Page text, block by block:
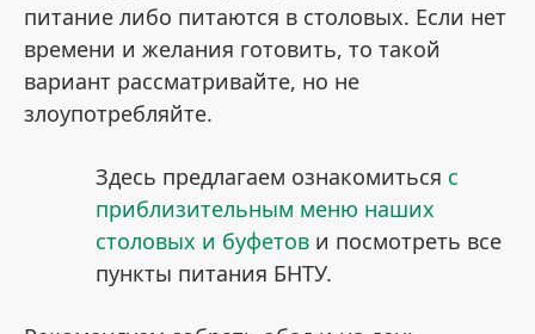
питание либо питаются в столовых. Если нет
времени и желания готовить, то такой
вариант рассматривайте, но не
злоупотребляйте.
Здесь предлагаем ознакомиться с
приблизительным меню наших
столовых и буфетов и посмотреть все
пункты питания БНТУ.